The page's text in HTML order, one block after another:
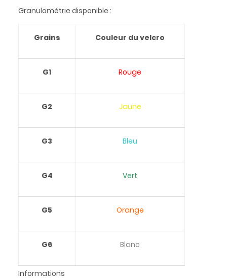
Granulométrie disponible :
Grains Couleur du velcro
G1 Rouge
G2 Jaune
G3 Bleu
G4 Vert
G5 Orange
G6 Blanc
Informations